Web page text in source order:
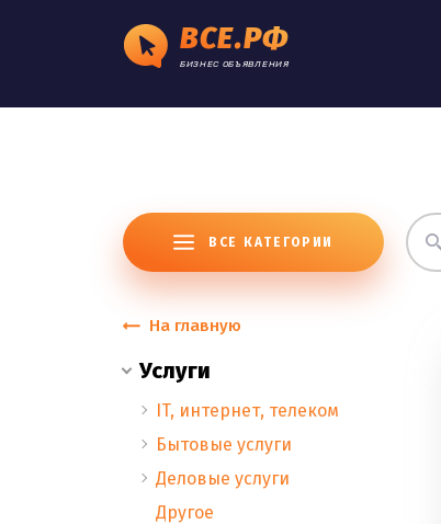
ВСЕ.РФ
БИЗНЕС ОБЪЯВЛЕНИЯ
ВСЕ КАТЕГОРИИ
На главную
Услуги
IT, интернет, телеком
Бытовые услуги
Деловые услуги
Другое